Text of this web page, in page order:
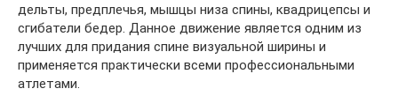
дельты, предплечья, мышцы низа спины, квадрицепсы и
сгибатели бедер. Данное движение является одним из
лучших для придания спине визуальной ширины и
применяется практически всеми профессиональными
атлетами.